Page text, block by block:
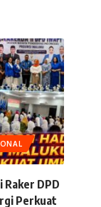
Raker DPD
Perkuat